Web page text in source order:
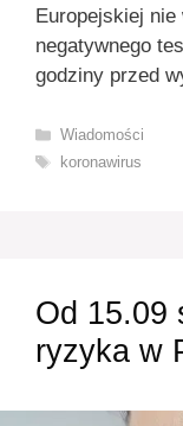
Europejskiej
negatywnego
godziny przed
Kategorie
Wiadomości
Tagi
koronawirus
Od 15.09
ryzyka w